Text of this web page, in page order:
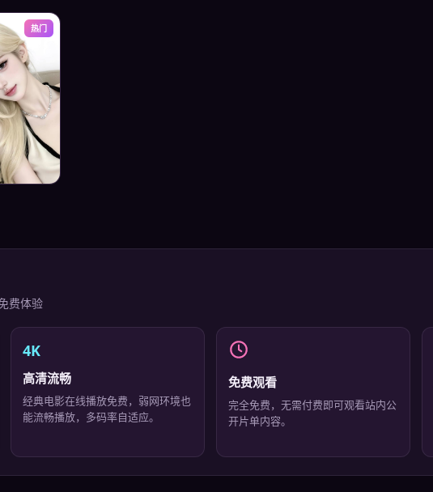
热门
费体验
4K
高清流畅
经典电影在线播放免费，弱网环境也
能流畅播放，多码率自适应。
免费观看
完全免费，无需付费即可观看站内公
开片单内容。